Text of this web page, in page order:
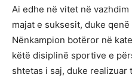
Ai edhe në vitet në
majat e suksesit, duke
Nënkampion botëror në
këtë disiplinë sportive e
shtetas i saj, duke realizuar